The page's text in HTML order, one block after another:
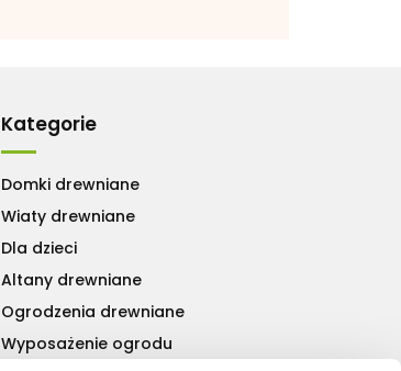
Kategorie
Domki drewniane
Wiaty drewniane
Dla dzieci
Altany drewniane
Ogrodzenia drewniane
Wyposażenie ogrodu